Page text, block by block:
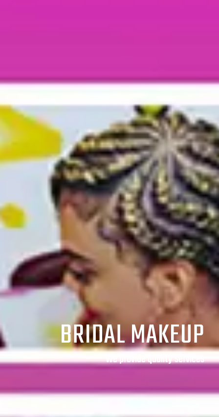
BRIDAL MAKEUP
We provide quality services